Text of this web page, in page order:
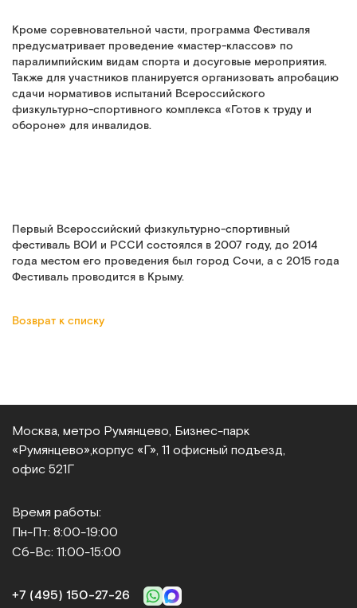
Кроме соревновательной части, программа Фестиваля
предусматривает проведение «мастер-классов» по
паралимпийским видам спорта и досуговые мероприятия.
Также для участников планируется организовать апробацию
сдачи нормативов испытаний Всероссийского
физкультурно-спортивного комплекса «Готов к труду и
обороне» для инвалидов.
Первый Всероссийский физкультурно-спортивный
фестиваль ВОИ и РССИ состоялся в 2007 году, до 2014
года местом его проведения был город Сочи, а с 2015 года
Фестиваль проводится в Крыму.
Возврат к списку
Москва, метро Румянцево, Бизнес‑парк
«Румянцево», корпус «Г», 11 офисный подъезд,
офис 521Г
Время работы:
Пн-Пт: 8:00-19:00
Сб-Вс: 11:00-15:00
+7 (495) 150‑27‑26